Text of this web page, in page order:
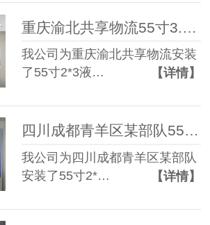
重庆渝北共享物流55寸3.5mm 2*3液晶拼接屏
我公司为重庆渝北共享物流安装
了55寸2*3液…
【详情】
四川成都青羊区某部队55寸3.5mm 2*2液晶拼接屏
我公司为四川成都青羊区某部队
安装了55寸2*…
【详情】